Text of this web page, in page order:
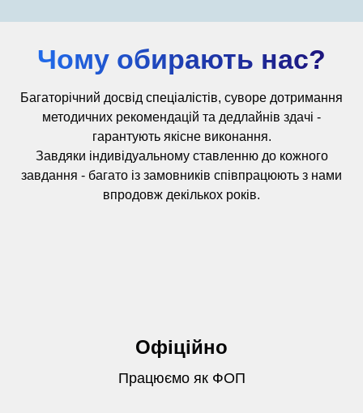
Чому обирають нас?
Багаторічний досвід спеціалістів, суворе дотримання
методичних рекомендацій та дедлайнів здачі -
гарантують якісне виконання.
Завдяки індивідуальному ставленню до кожного
завдання - багато із замовників співпрацюють з нами
впродовж декількох років.
Офіційно
Працюємо як ФОП